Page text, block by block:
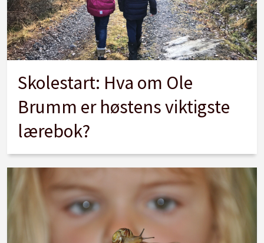
Skolestart: Hva om Ole
Brumm er høstens viktigste
lærebok?